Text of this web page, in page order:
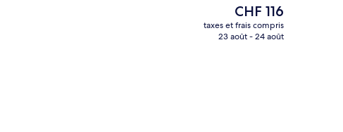
Le
prix
actuel
CHF 116
taxes et frais compris
23 août - 24 août